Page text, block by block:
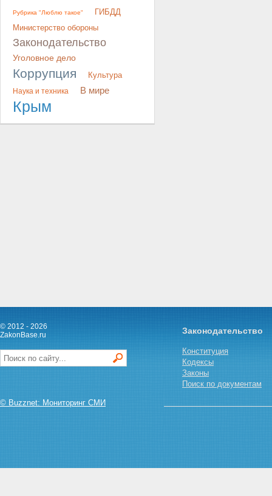
Рубрика "Люблю такое"
ГИБДД
Министерство обороны
Законодательство
Уголовное дело
Коррупция Культура
Наука и техника В мире
Крым
© 2012 - 2026
ZakonBase.ru
© Buzznet: Мониторинг СМИ
Законодательство
Конституция
Кодексы
Законы
Поиск по документам